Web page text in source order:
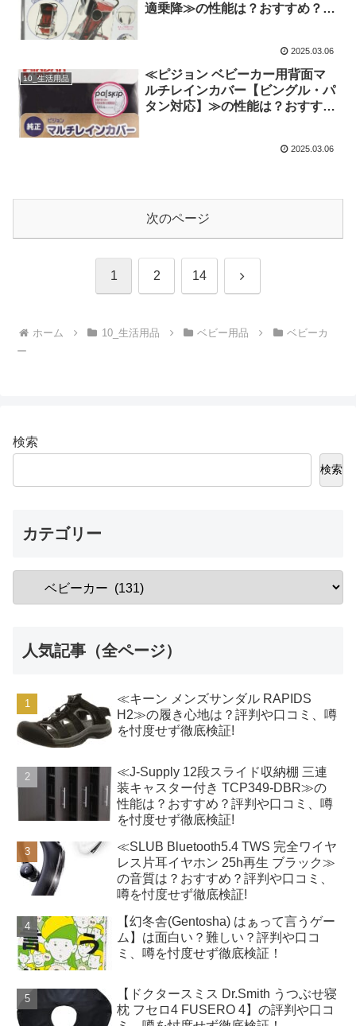
適乗降≫の性能は？おすすめ？評
2025.03.06
10_生活用品
≪ピジョン ベビーカー用背面マ
ルチレインカバー【ビングル・パ
タン対応】≫の性能は？おすす
2025.03.06
次のページ
1 2 14 次
ホーム 10_生活用品 ベビー用品
ベビーカ
ー
検索
検索
カテゴリー
人気記事（全ページ）
≪キーン メンズサンダル RAPIDS
H2≫の履き心地は？評判や口コミ、噂
を忖度せず徹底検証!
≪J-Supply 12段スライド収納棚 三連
装キャスター付き TCP349-DBR≫の
性能は？おすすめ？評判や口コミ、噂
を忖度せず徹底検証!
≪SLUB Bluetooth5.4 TWS 完全ワイヤ
レス片耳イヤホン 25h再生 ブラック≫
の音質は？おすすめ？評判や口コミ、
噂を忖度せず徹底検証!
【幻冬舎(Gentosha) はぁって言うゲー
ム】は面白い？難しい？評判や口コ
ミ、噂を忖度せず徹底検証！
【ドクタースミス Dr.Smith うつぶせ寝
枕 フセロ4 FUSERO 4】の評判や口コ